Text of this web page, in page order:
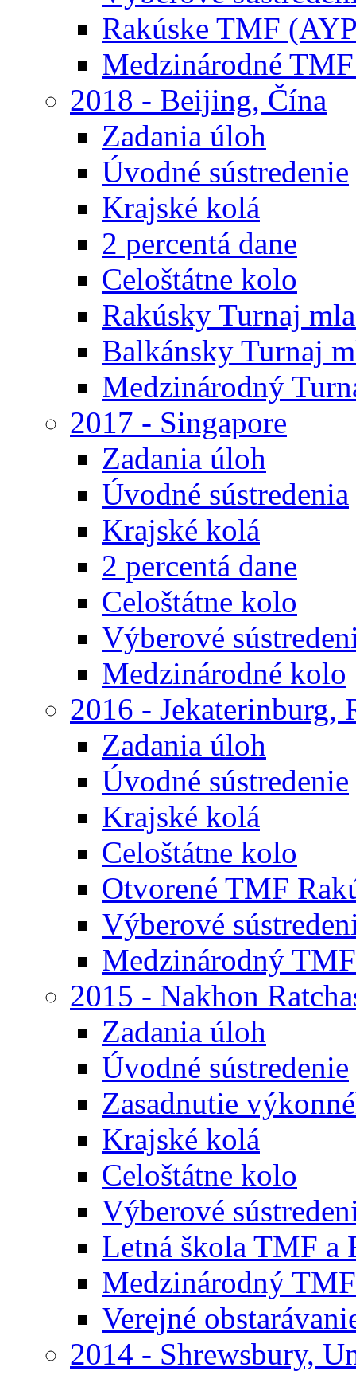
Rakúske TMF
Medzinárodné
2018 - Beijing, Čína
Zadania úloh
Úvodné sústredenie
Krajské kolá
2 percentá dane
Celoštátne kolo
Rakúsky Turnaj
Balkánsky Turnaj
Medzinárodný
2017 - Singapore
Zadania úloh
Úvodné sústredenia
Krajské kolá
2 percentá dane
Celoštátne kolo
Výberové
Medzinárodné kolo
2016 - Jekaterinburg,
Zadania úloh
Úvodné sústredenie
Krajské kolá
Celoštátne kolo
Otvorené TMF
Výberové
Medzinárodný TMF
2015 - Nakhon
Zadania úloh
Úvodné sústredenie
Zasadnutie
Krajské kolá
Celoštátne kolo
Výberové
Letná škola TMF a
Medzinárodný TMF
Verejné
2014 - Shrewsbury,